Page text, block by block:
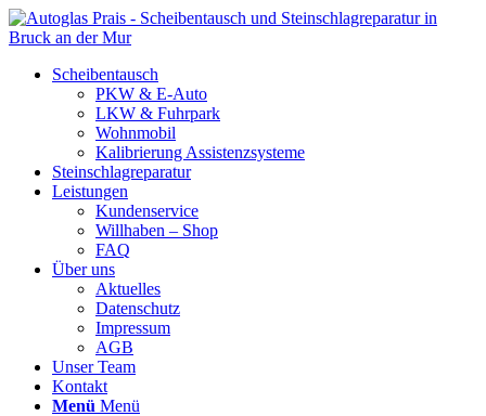
Scheibentausch
PKW & E-Auto
LKW & Fuhrpark
Wohnmobil
Kalibrierung Assistenzsysteme
Steinschlagreparatur
Leistungen
Kundenservice
Willhaben – Shop
FAQ
Über uns
Aktuelles
Datenschutz
Impressum
AGB
Unser Team
Kontakt
Menü Menü